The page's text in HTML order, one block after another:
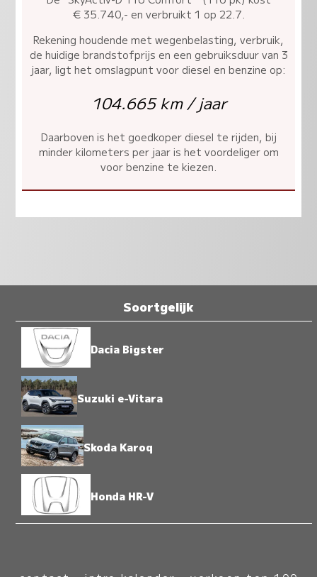
€ 35.740,- en verbruikt 1 op 22.7.
Rekening houdende met wegenbelasting, verbruik,
de huidige brandstofprijs en een gebruiksduur van 3
jaar, ligt het omslagpunt voor diesel en benzine op:
104.665 km / jaar
Daarboven is het goedkoper diesel te rijden, bij
minder kilometers per jaar is het voordeliger om
voor benzine te kiezen.
Soortgelijk
Dacia Bigster
Suzuki e-Vitara
Skoda Karoq
Honda HR-V